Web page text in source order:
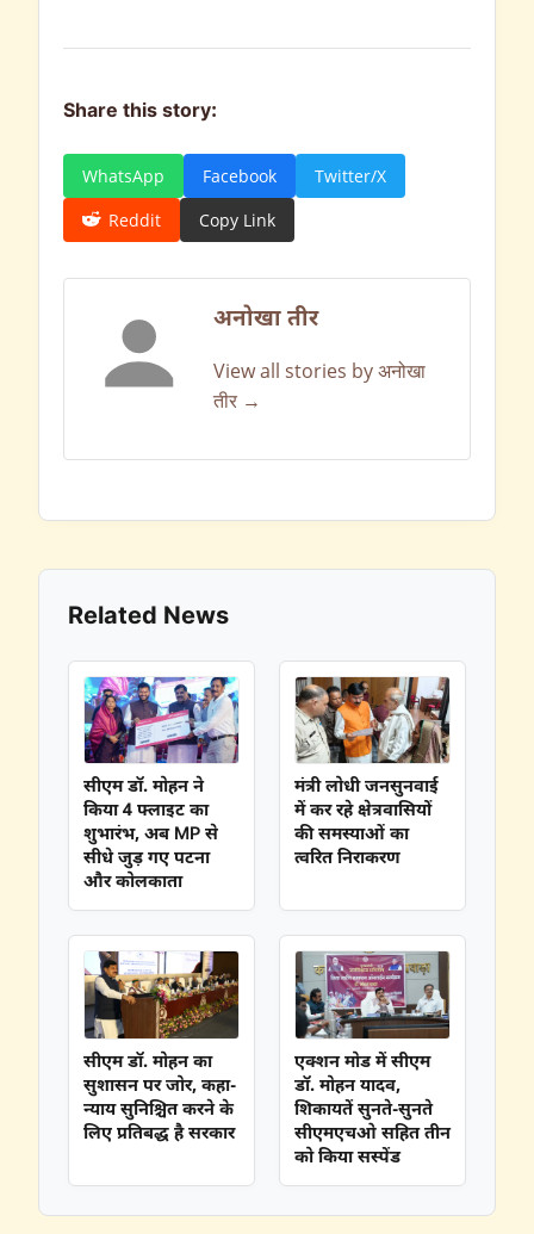
Share this story:
WhatsApp Facebook
Twitter/X
Reddit
Copy Link
अनोखा तीर
View all stories by अनोखा
तीर →
Related News
सीएम डॉ. मोहन ने
किया 4 फ्लाइट का
शुभारंभ, अब MP से
सीधे जुड़ गए पटना
और कोलकाता
मंत्री लोधी जनसुनवाई
में कर रहे क्षेत्रवासियों
की समस्याओं का
त्वरित निराकरण
सीएम डॉ. मोहन का
सुशासन पर जोर, कहा-
न्याय सुनिश्चित करने के
लिए प्रतिबद्ध है सरकार
एक्शन मोड में सीएम
डॉ. मोहन यादव,
शिकायतें सुनते-सुनते
सीएमएचओ सहित तीन
को किया सस्पेंड